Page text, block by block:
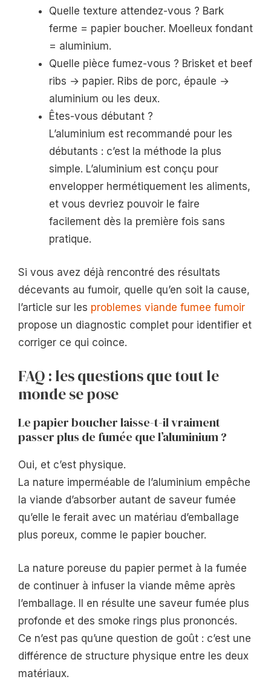
Quelle texture attendez-vous ? Bark
ferme = papier boucher. Moelleux fondant
= aluminium.
Quelle pièce fumez-vous ? Brisket et beef
ribs → papier. Ribs de porc, épaule →
aluminium ou les deux.
Êtes-vous débutant ?
L’aluminium est recommandé pour les
débutants : c’est la méthode la plus
simple. L’aluminium est conçu pour
envelopper hermétiquement les aliments,
et vous devriez pouvoir le faire
facilement dès la première fois sans
pratique.
Si vous avez déjà rencontré des résultats
décevants au fumoir, quelle qu’en soit la cause,
l’article sur les problemes viande fumee fumoir
propose un diagnostic complet pour identifier et
corriger ce qui coince.
FAQ : les questions que tout le
monde se pose
Le papier boucher laisse-t-il vraiment
passer plus de fumée que l’aluminium ?
Oui, et c’est physique.
La nature imperméable de l’aluminium empêche
la viande d’absorber autant de saveur fumée
qu’elle le ferait avec un matériau d’emballage
plus poreux, comme le papier boucher.
La nature poreuse du papier permet à la fumée
de continuer à infuser la viande même après
l’emballage. Il en résulte une saveur fumée plus
profonde et des smoke rings plus prononcés.
Ce n’est pas qu’une question de goût : c’est une
différence de structure physique entre les deux
matériaux.